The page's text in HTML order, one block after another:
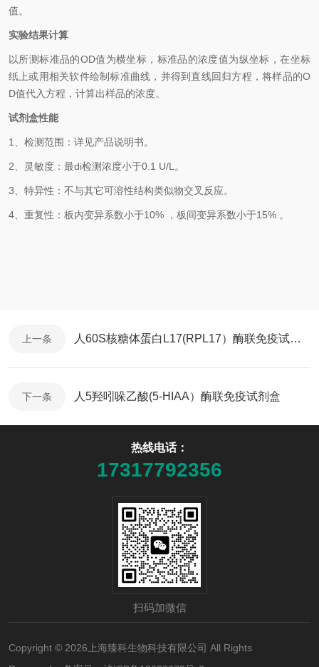
值。
实验结果计算
以所测标准品的OD值为横坐标， 标准品的浓度值为纵坐标，在坐标
纸上或用相关软件绘制标准曲线 ，并得到直线回归方程 ，将样品的O
D值代入方程，计算出样品的浓度。
试剂盒性能
1、检测范围： 详见产品说明书。
2、 灵敏度：最di检测浓度小于0.1 U/L 。
3、 特异性：不与其它可溶性结构类似物交叉反应。
4、 重复性：板内变异系数小于10% ， 板间变异系数小于1 5% 。
上一条 人60S核糖体蛋白L17(RPL17）酶联免疫试剂盒
下一条 人5羟吲哚乙酸(5-HIAA）酶联免疫试剂盒
热线电话：
17317792356
扫码加微信
Copyright © 2026上海臻科生物科技有限公司 All Rights